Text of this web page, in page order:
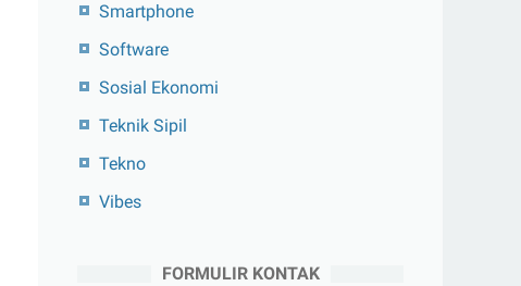
Smartphone
Software
Sosial Ekonomi
Teknik Sipil
Tekno
Vibes
FORMULIR KONTAK